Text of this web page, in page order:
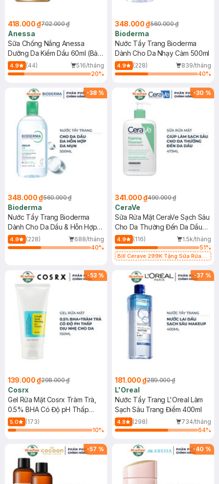
418.000 ₫702.000 ₫
Anessa
Sữa Chống Nắng Anessa
Dưỡng Da Kiềm Dầu 60ml (Bản
Mới)
4.9 (44)
516/tháng
20%
348.000 ₫560.000 ₫
Bioderma
Nước Tẩy Trang Bioderma
Dành Cho Da Nhạy Cảm 500ml
4.9 (228)
839/tháng
40%
-38 %
348.000 ₫560.000 ₫
Bioderma
Nước Tẩy Trang Bioderma
Dành Cho Da Dầu & Hỗn Hợp
500ml
4.9 (228)
688/tháng
40%
-30 %
341.000 ₫490.000 ₫
CeraVe
Sữa Rửa Mặt CeraVe Sạch Sâu
Cho Da Thường Đến Da Dầu
473ml
4.9 (116)
1.5k/tháng
51%
Bill Cerave 299K Tặng Sữa Rửa
-53 %
139.000 ₫298.000 ₫
Cosrx
Gel Rửa Mặt Cosrx Tràm Trà,
0.5% BHA Có Độ pH Thấp
150ml
5.0
(173)
10%
-37 %
181.000 ₫289.000 ₫
L'Oreal
Nước Tẩy Trang L'Oreal Làm
Sạch Sâu Trang Điểm 400ml
4.8 (298)
734/tháng
64%
-57 % -40 %